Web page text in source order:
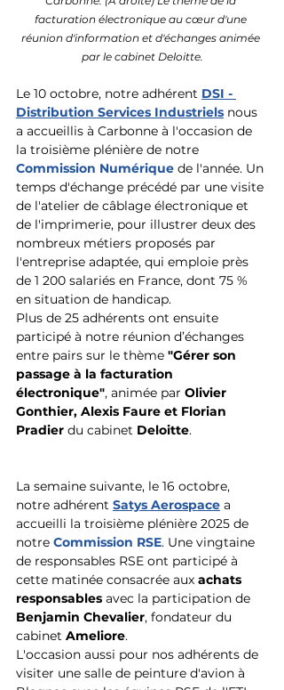
facturation électronique au cœur d'une
réunion d'information et d'échanges animée
par le cabinet Deloitte.
Le 10 octobre, notre adhérent DSI -
Distribution Services Industriels nous
a accueillis à Carbonne à l'occasion de
la troisième plénière de notre
Commission Numérique de l'année. Un
temps d'échange précédé par une visite
de l'atelier de câblage électronique et
de l'imprimerie, pour illustrer deux des
nombreux métiers proposés par
l'entreprise adaptée, qui emploie près
de 1 200 salariés en France, dont 75 %
en situation de handicap.
Plus de 25 adhérents ont ensuite
participé à notre réunion d’échanges
entre pairs sur le thème "Gérer son
passage à la facturation
électronique", animée par Olivier
Gonthier, Alexis Faure et Florian
Pradier du cabinet Deloitte.
La semaine suivante, le 16 octobre,
notre adhérent Satys Aerospace a
accueilli la troisième plénière 2025 de
notre Commission RSE. Une vingtaine
de responsables RSE ont participé à
cette matinée consacrée aux achats
responsables avec la participation de
Benjamin Chevalier, fondateur du
cabinet Ameliore.
L'occasion aussi pour nos adhérents de
visiter une salle de peinture d'avion à